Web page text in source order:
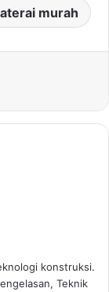
murah
konstruksi.
Teknik